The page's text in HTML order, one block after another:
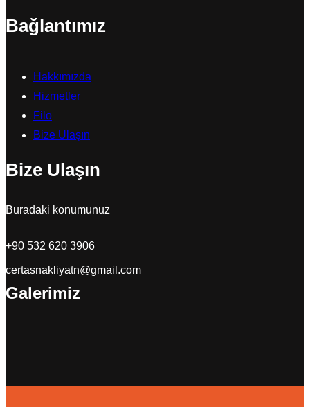
Bağlantımız
Hakkımızda
Hizmetler
Filo
Bize Ulaşın
Bize Ulaşın
Buradaki konumunuz
+90 532 620 3906
certasnakliyatn@gmail.com
Galerimiz